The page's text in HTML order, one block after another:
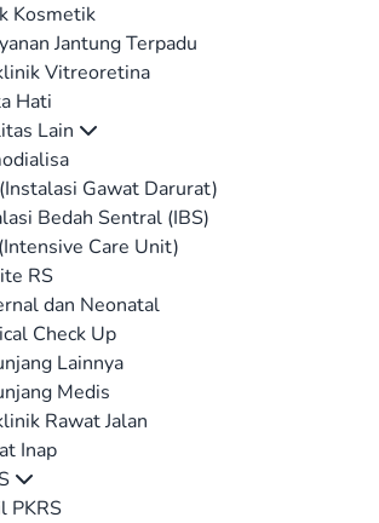
Kosmetik
Jantung Terpadu
Vitreoretina
Hati
Lain
Gawat Darurat)
Bedah Sentral (IBS)
Care Unit)
RS
dan Neonatal
Check Up
Lainnya
Medis
Rawat Jalan
Inap
PKRS